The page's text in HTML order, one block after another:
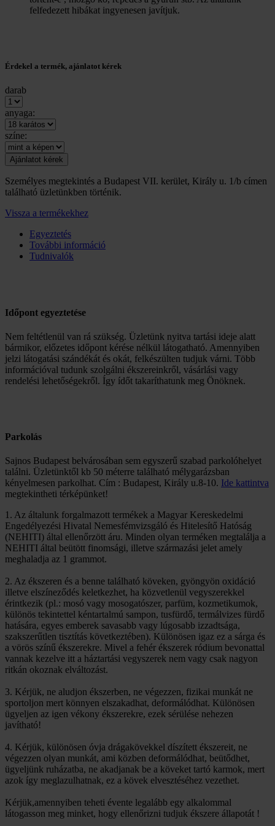
felfedezett hibákat ingyenesen javítjuk.
Érdekel a termék, ajánlatot kérek
darab
anyaga:
színe:
Személyes megtekintés a Budapest VII. kerület, Király u. 1/b címen
található üzletünkben történik.
Vissza a termékekhez
Egyeztetés
További információ
Tudnivalók
Időpont egyeztetése
Nem feltétlenül van rá szükség. Üzletünk nyitva tartási ideje alatt
bármikor, előzetes időpont kérése nélkül látogatható. Amennyiben
jelzi látogatási szándékát és okát, felkészülten tudjuk várni. Több
információval tudunk szolgálni ékszereinkről, vásárlási vagy
rendelési lehetőségekről. Így ídőt takaríthatunk meg Önöknek.
Parkolás
Sajnos Budapest belvárosában sem egyszerű szabad parkolóhelyet
találni. Üzletünktől kb 50 méterre található mélygarázsban
kényelmesen parkolhat. Cím : Budapest, Király u.8-10. Ide kattintva
megtekintheti térképünket!
1. Az általunk forgalmazott termékek a Magyar Kereskedelmi
Engedélyezési Hivatal Nemesfémvizsgáló és Hitelesítő Hatóság
(NEHITI) által ellenőrzött áru. Minden olyan terméken megtalálja a
NEHITI által beütött finomsági, illetve származási jelet amely
meghaladja az 1 grammot.
2. Az ékszeren és a benne található köveken, gyöngyön oxidáció
illetve elszíneződés keletkezhet, ha közvetlenül vegyszerekkel
érintkezik (pl.: mosó vagy mosogatószer, parfüm, kozmetikumok,
különös tekintettel kéntartalmú sampon, tusfürdő, termálvizes fürdő
hatására, egyes emberek savasabb vagy lúgosabb izzadtsága,
szakszerűtlen tisztítás következtében). Különösen igaz ez a sárga és
a vörös színű ékszerekre. Mivel a fehér ékszerek ródium bevonattal
vannak kezelve itt a háztartási vegyszerek nem vagy csak nagyon
ritkán okoznak elváltozást.
3. Kérjük, ne aludjon ékszerben, ne végezzen, fizikai munkát ne
sportoljon mert könnyen elszakadhat, deformálódhat. Különösen
ügyeljen az igen vékony ékszerekre, ezek sérülése nehezen
javítható!
4. Kérjük, különösen óvja drágakövekkel díszített ékszereit, ne
végezzen olyan munkát, ami közben deformálódhat, beütődhet,
ügyeljünk ruházatba, ne akadjanak be a köveket tartó karmok, mert
azok így meglazulhatnak, ez a kövek elvesztéséhez vezethet.
Kérjük,amennyiben teheti évente legalább egy alkalommal
látogasson meg minket, hogy ellenőrizni tudjuk ékszere állapotát !